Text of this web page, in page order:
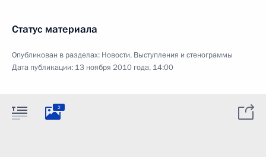
Статус материала
Опубликован в разделах: Новости, Выступления и стенограммы
Дата публикации: 13 ноября 2010 года, 14:00
2